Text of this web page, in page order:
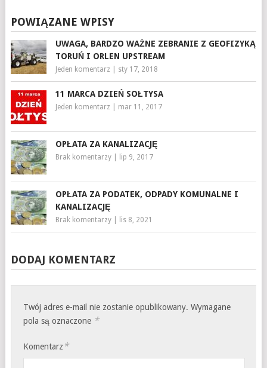
POWIĄZANE WPISY
UWAGA, BARDZO WAŻNE ZEBRANIE Z GEOFIZYKĄ
TORUŃ I ORLEN UPSTREAM
Jeden komentarz sty 17, 2018
11 MARCA DZIEŃ SOŁTYSA
Jeden komentarz mar 11, 2017
OPŁATA ZA KANALIZACJĘ
Brak komentarzy| lip 9, 2017
OPŁATA ZA PODATEK, ODPADY KOMUNALNE I
KANALIZACJĘ
Brak komentarzy| lis 8, 2021
DODAJ KOMENTARZ
Twój adres e-mail nie zostanie opublikowany. Wymagane
pola są oznaczone *
Komentarz *